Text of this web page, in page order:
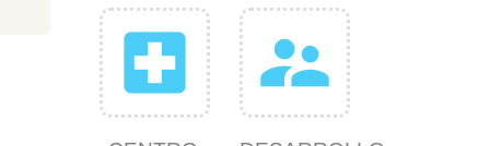
local_hospital supervisor_account